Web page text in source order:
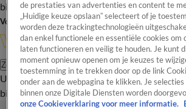
bijwonenPodcastShopVeelgestelde vragen
Volg Vandaag Inside
Zoeken
UitzendingenVandaag InsideDe
bijwonen
de prestaties van advertenties en content te
„Huidige keuze opslaan” selecteert of je
worden deze trackingtechnologieën
dan enkel functionele en essentiële cookies om
laten functioneren en veilig te houden. Je kunt
moment opnieuw openen om je keuzes te
toestemming in te trekken door op de link
onder aan de webpagina te klikken. Je selecties
binnen onze Digitale Diensten worden
onze Cookieverklaring voor meer informatie.